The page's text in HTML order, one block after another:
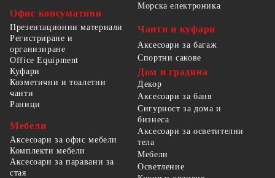
Офис консумативи
Презентационни материали
Регистриране и
организиране
Office Equipment
Морска електроника
Чанти и куфари
Аксесоари за багаж
Спортни сакове
Куфари
Козметични и тоалетни
чанти
Раници
Мебели
Аксесоари за офис мебели
Комплекти мебели
Аксесоари за паравани за
стая
Дом и градина
Декор
Аксесоари за баня
Сигурност за дома и
бизнеса
Аксесоари за осветителни
тела
Мебели
Осветление